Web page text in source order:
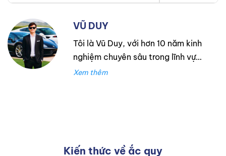
VŨ DUY
Tôi là Vũ Duy, với hơn 10 năm kinh
nghiệm chuyên sâu trong lĩnh vực
lốp xe. Trong suốt thời gian đó,
nghiệm tại hãng Mercedes với vai
Kiến thức về ắc quy